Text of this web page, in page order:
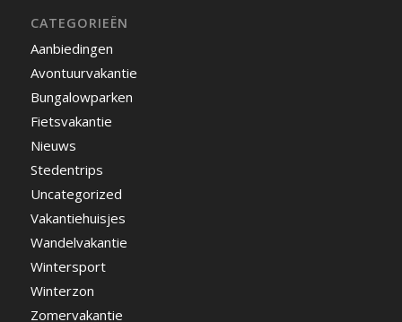
CATEGORIEËN
Aanbiedingen
Avontuurvakantie
Bungalowparken
Fietsvakantie
Nieuws
Stedentrips
Uncategorized
Vakantiehuisjes
Wandelvakantie
Wintersport
Winterzon
Zomervakantie